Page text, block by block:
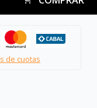
de cuotas